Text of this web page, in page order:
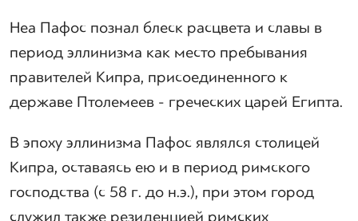
Неа Пафос познал блеск расцвета и славы в
период эллинизма как место пребывания
правителей Кипра, присоединенного к
державе Птолемеев - греческих царей Египта.
В эпоху эллинизма Пафос являлся столицей
Кипра, оставаясь ею и в период римского
господства (с 58 г. до н.э.), при этом город